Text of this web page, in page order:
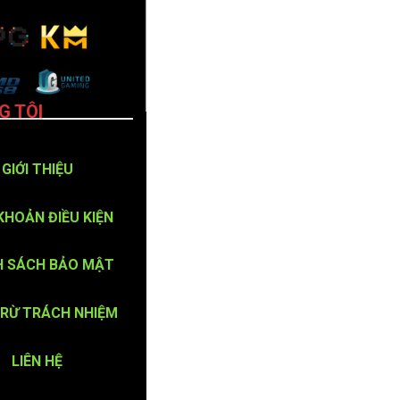
TÔI
GIỚI THIỆU
ĐIỀU KIỆN
SÁCH BẢO MẬT
TRÁCH NHIỆM
LIÊN HỆ